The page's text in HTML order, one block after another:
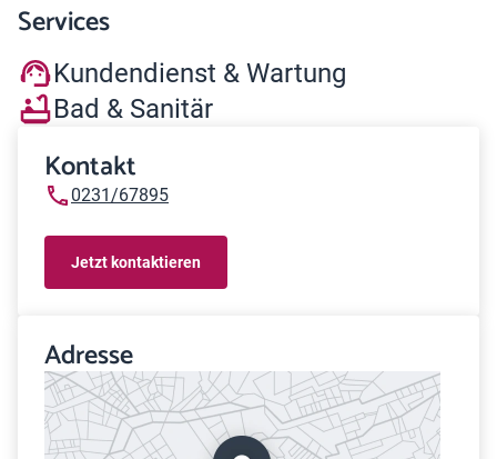
Services
Kundendienst & Wartung
Bad & Sanitär
Kontakt
0231/67895
Jetzt kontaktieren
Adresse